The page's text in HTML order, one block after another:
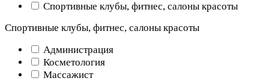
Спортивные клубы, фитнес, салоны красоты
Спортивные клубы, фитнес, салоны красоты
Администрация
Косметология
Массажист